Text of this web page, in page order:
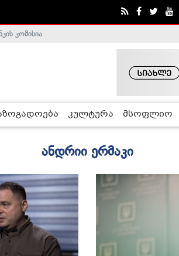
კომისია
კულტურა მსოფლიო
ანდრიი ერმაკი